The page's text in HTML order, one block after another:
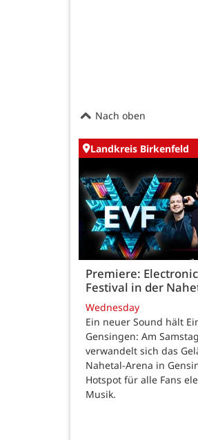
Nach oben
Landkreis Birkenfeld
Premiere:
Festival in der
Wednesday
Ein neuer Sound hält
Gensingen: Am
verwandelt sich das
Nahetal-Arena in
Hotspot für alle Fans
Musik.